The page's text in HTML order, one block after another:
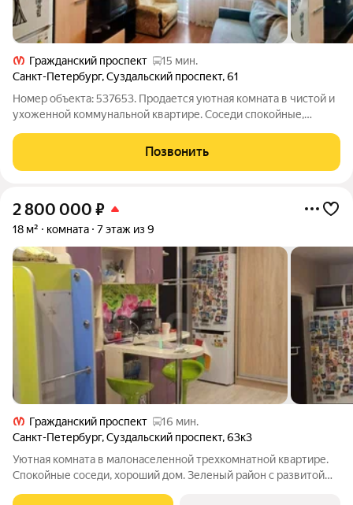
Гражданский проспект
15 мин.
Санкт-Петербург,Суздальский проспект,61
Номер объекта: 537653. Продается уютная комната в чистой и
ухоженной коммунальной квартире. Соседи спокойные,
чему в местах общего пользования чисто и аккуратно.
Комната в хорошем состоянии,
Позвонить
2 800 000 ₽
18 м² комната 7 этаж из 9
Гражданский проспект
16 мин.
Санкт-Петербург,Суздальский проспект,63к3
Уютная комната в малонаселенной трехкомнатной квартире.
Спокойные соседи, хороший дом. Зеленый район с развитой